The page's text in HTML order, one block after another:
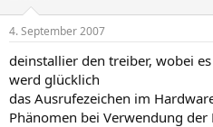
4. September 2007
deinstallier den treiber, wobei
werd glücklich
das Ausrufezeichen im
Phänomen bei Verwendung der